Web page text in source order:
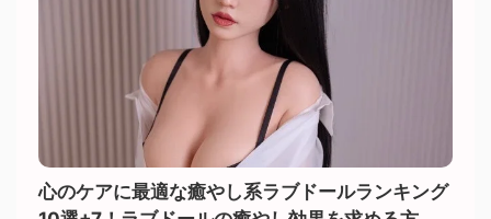
心のケアに最適な癒やし系ラブドールランキング